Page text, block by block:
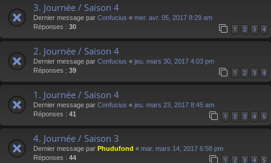
3. Journée / Saison 4
Dernier message par Confucius « mer. avr. 05, 2017 8:29 am
Réponses : 30 1 2 3 4
2. Journée / Saison 4
Dernier message par Confucius « jeu. mars 30, 2017 4:03 pm
Réponses : 39 1 2 3 4
1. Journée / Saison 4
Dernier message par Confucius « jeu. mars 23, 2017 8:45 am
Réponses : 41 1 2 3 4 5
4. Journée / Saison 3
Dernier message par Phudufond « mar. mars 14, 2017 6:58 pm
Réponses : 44 1 2 3 4 5